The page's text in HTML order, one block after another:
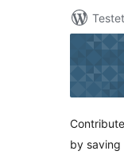
by saving